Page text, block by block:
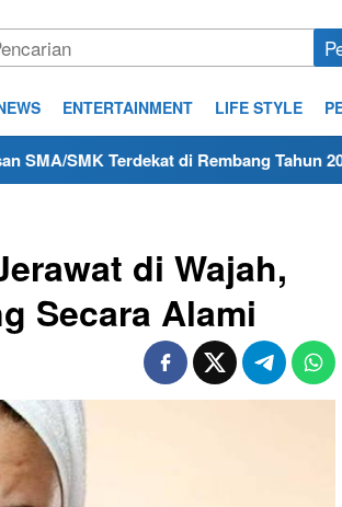
ENTERTAINMENT LIFE STYLE
di Rembang Tahun 2025 Kerja
di Wajah,
Secara Alami